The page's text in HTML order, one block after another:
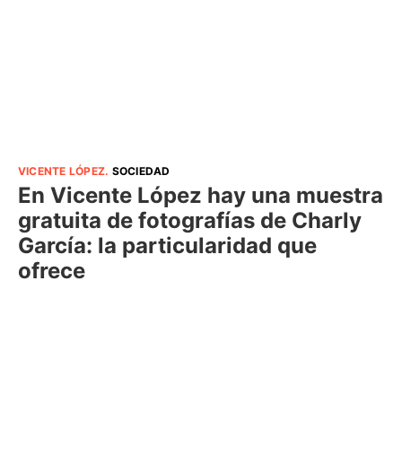
VICENTE LÓPEZ. SOCIEDAD
En Vicente López hay una muestra
gratuita de fotografías de Charly
García: la particularidad que
ofrece